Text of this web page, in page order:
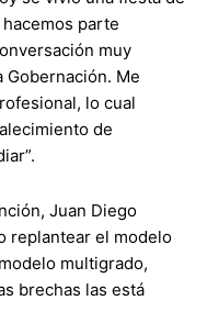
parte
muy
Gobernación. Me
lo cual
de
Juan Diego
replantear el modelo
multigrado,
brechas las está